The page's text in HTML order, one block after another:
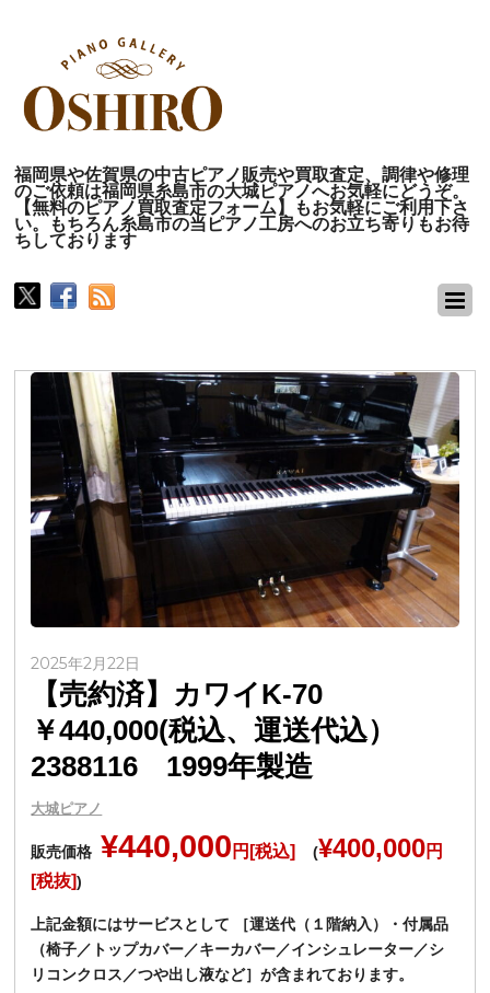
福岡県や佐賀県の中古ピアノ販売や買取査定、調律や修理
のご依頼は福岡県糸島市の大城ピアノへお気軽にどうぞ。
【無料のピアノ買取査定フォーム】もお気軽にご利用下さ
い。もちろん糸島市の当ピアノ工房へのお立ち寄りもお待
ちしております
2025年2月22日
【売約済】カワイK-70
￥440,000(税込、運送代込）
2388116 1999年製造
大城ピアノ
販売価格 ¥440,000 円[税込] (¥400,000円
[税抜])
上記金額にはサービスとして ［運送代（１階納入）・付属品
（椅子／トップカバー／キーカバー／インシュレーター／シ
リコンクロス／つや出し液など］が含まれております。